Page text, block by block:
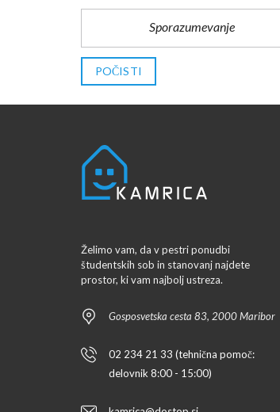
Sporazumevanje
POČISTI
Želimo vam, da v pestri ponudbi
študentskih sob in stanovanj najdete
prostor, ki vam najbolj ustreza.
Gosposvetska cesta 83, 2000 Maribor
02 234 21 33 (tehnična pomoč:
delovnik 8:00 - 15:00)